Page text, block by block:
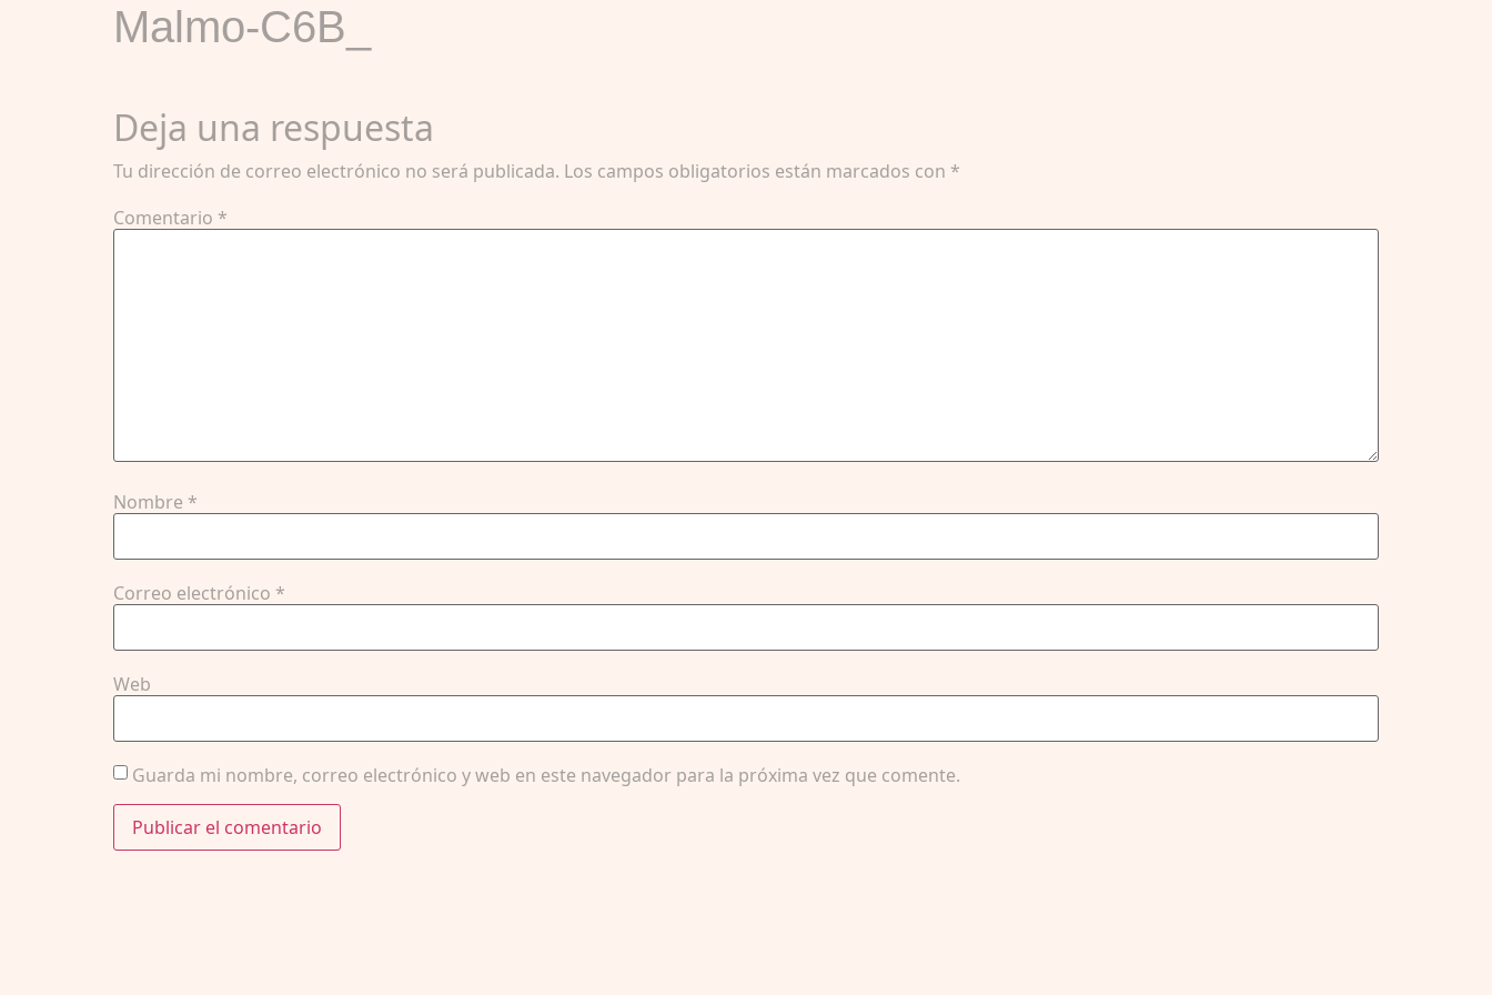
Malmo-C6B_
Deja una respuesta
Tu dirección de correo electrónico no será publicada. Los campos obligatorios están marcados con *
Comentario *
Nombre *
Correo electrónico *
Web
Guarda mi nombre, correo electrónico y web en este navegador para la próxima vez que comente.